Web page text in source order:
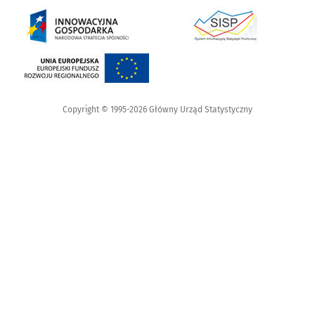
Copyright © 1995-2026 Główny Urząd Statystyczny